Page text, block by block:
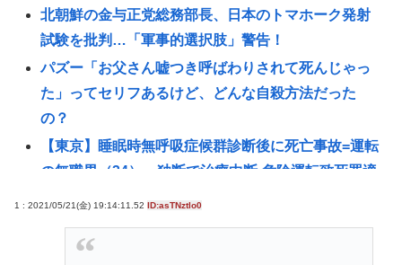
北朝鮮の金与正党総務部長、日本のトマホーク発射
試験を批判…「軍事的選択肢」警告！
パズー「お父さん嘘つき呼ばわりされて死んじゃっ
た」ってセリフあるけど、どんな自殺方法だった
の？
【東京】睡眠時無呼吸症候群診断後に死亡事故=運転
の無職男（34）、独断で治療中断-危険運転致死罪適
ディズニーのおいなり巻（600円）、卑猥すぎて賛否
両論www
1 : 2021/05/21(金) 19:14:11.52 ID:asTNztlo0